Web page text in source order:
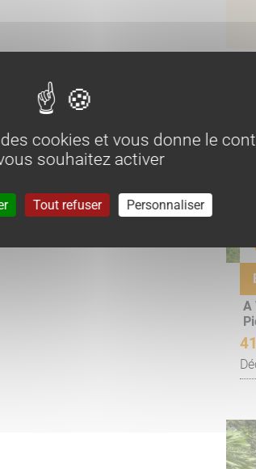
en aluminium, volets roulants
A
cookies et vous donne le
souhaitez activer
Tout refuser Personnaliser